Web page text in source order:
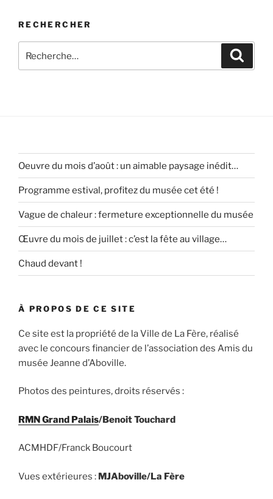
RECHERCHER
pour
Oeuvre du mois d’août : un aimable paysage inédit…
Programme estival, profitez du musée cet été !
Vague de chaleur : fermeture exceptionnelle du musée
Œuvre du mois de juillet : c’est la fête au village…
Chaud devant !
À PROPOS DE CE SITE
Ce site est la propriété de la Ville de La Fère, réalisé
avec le concours financier de l’association des Amis du
musée Jeanne d’Aboville.
Photos des peintures, droits réservés :
RMN Grand Palais/Benoit Touchard
ACMHDF/Franck Boucourt
Vues extérieures : MJAboville/La Fère